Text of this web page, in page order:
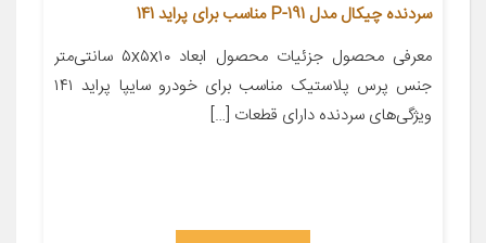
سردنده چیکال مدل P-191 مناسب برای پراید 141
معرفی محصول جزئیات محصول ابعاد ۵x۵x۱۰ سانتی‌متر
جنس پرس پلاستیک مناسب برای خودرو سایپا پراید ۱۴۱
ویژگی‌های سردنده دارای قطعات […]